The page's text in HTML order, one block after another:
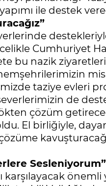
ile destek
Cumhuriyet
bu nazik
taziye evleri
de
çözüm
El birliğiyle,
Sesleniyorum”
karşılayacak önemli